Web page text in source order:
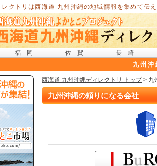
クトリは西海道 九州沖縄の地域情報を集めて伝
福岡 佐賀
長崎
九州
西海道 九州沖縄ディレクトリ トップ> 九
九州沖縄の頼りになる会社